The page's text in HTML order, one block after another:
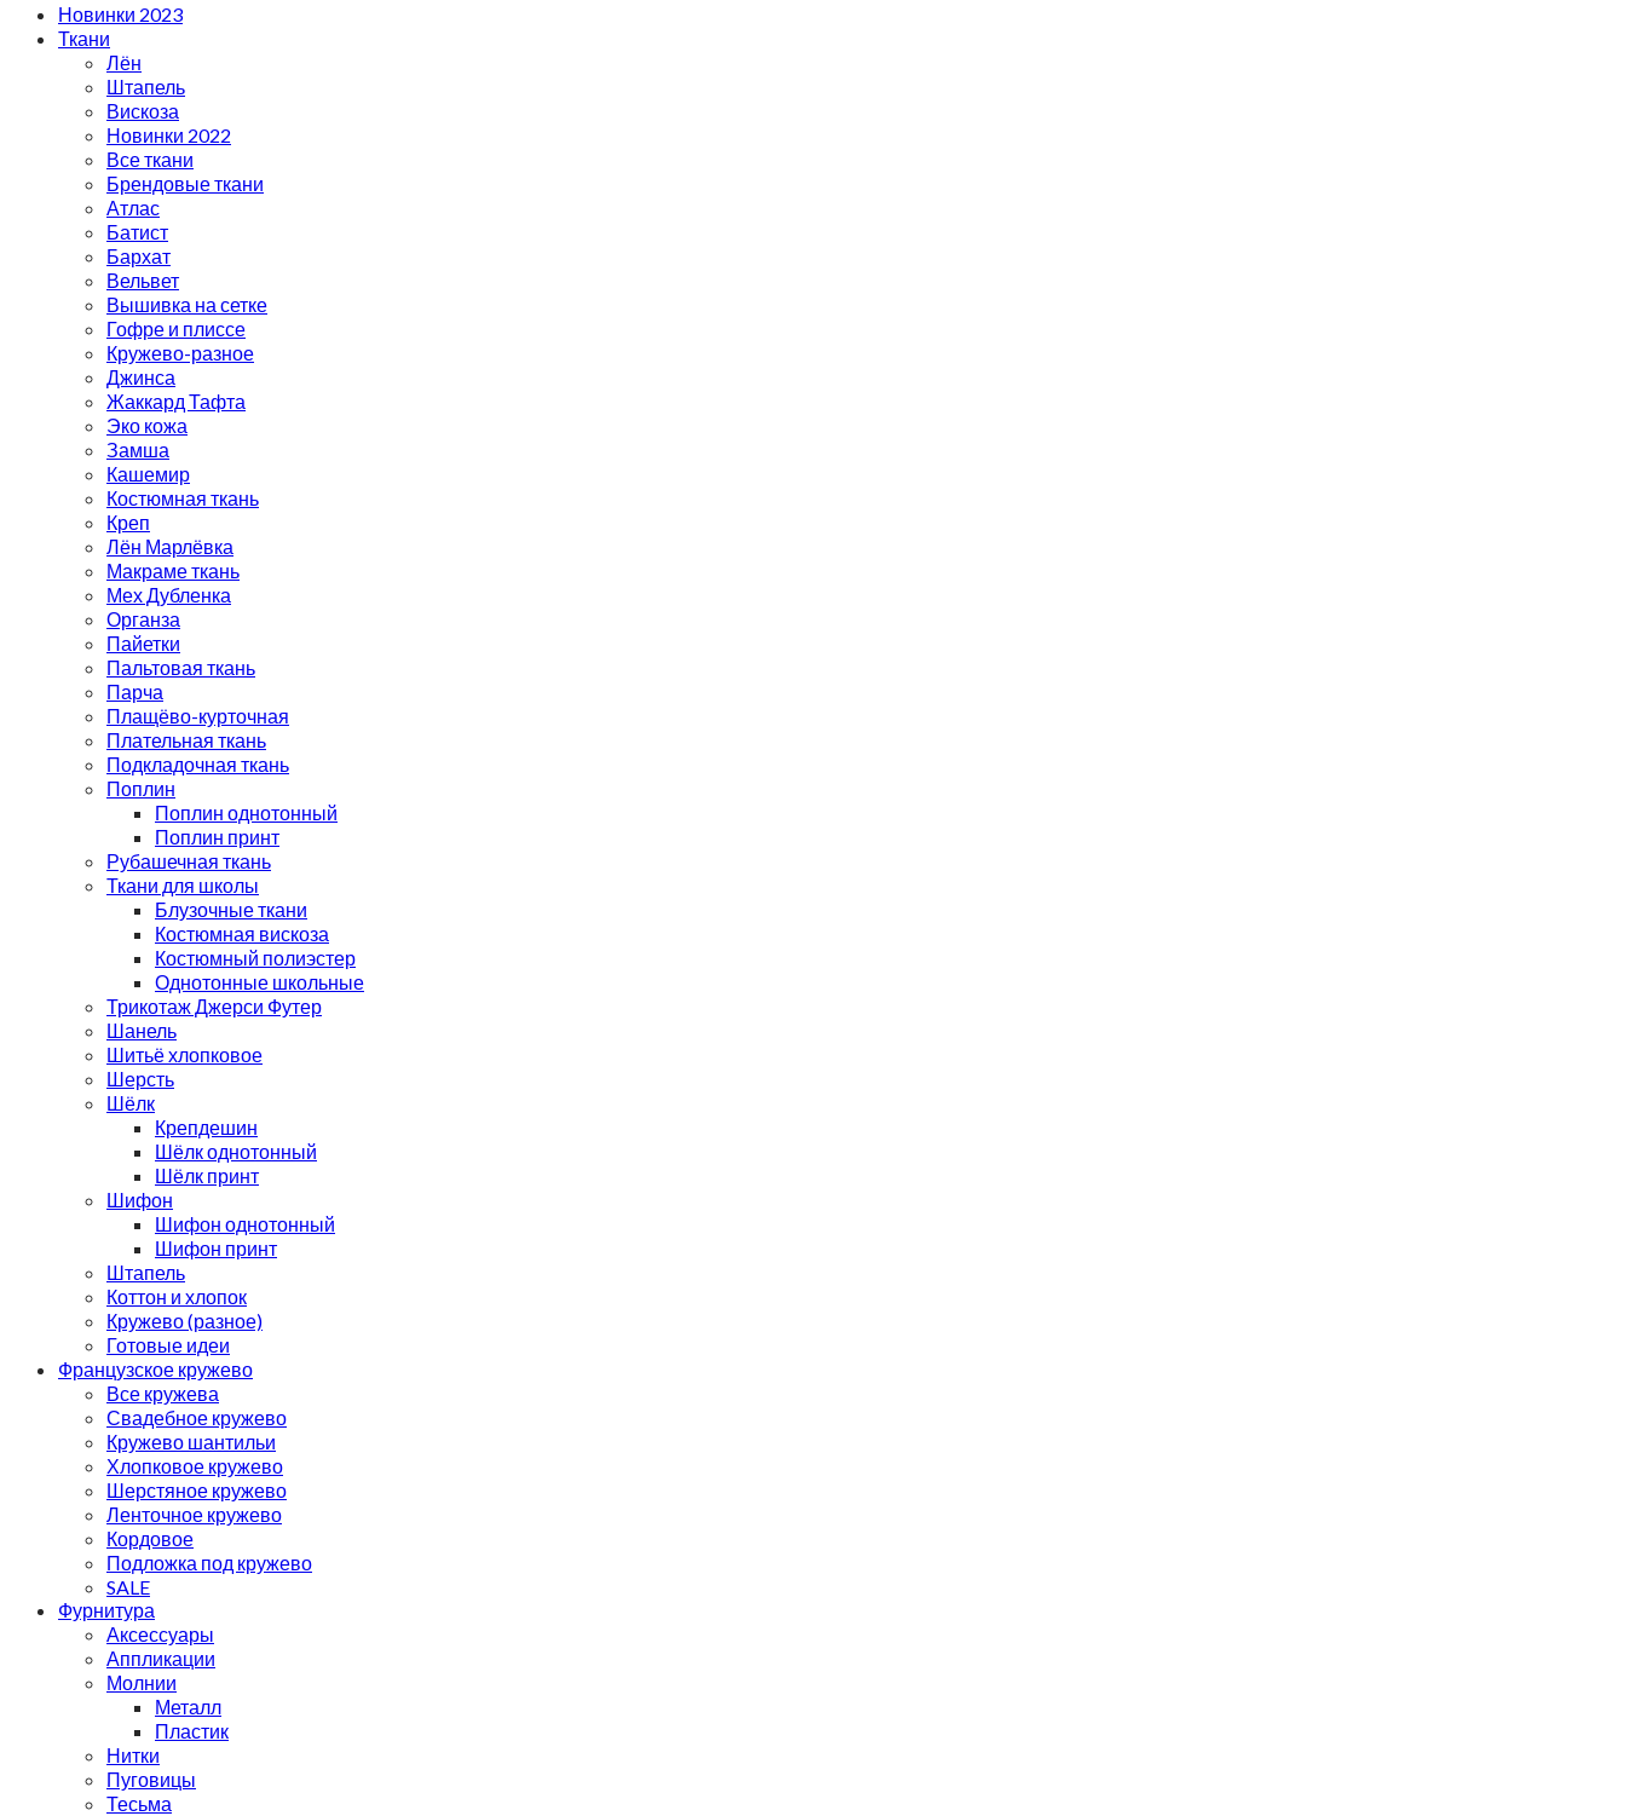
Новинки 2023
Ткани
Лён
Штапель
Вискоза
Новинки 2022
Все ткани
Брендовые ткани
Атлас
Батист
Бархат
Вельвет
Вышивка на сетке
Гофре и плиссе
Кружево-разное
Джинса
Жаккард Тафта
Эко кожа
Замша
Кашемир
Костюмная ткань
Креп
Лён Марлёвка
Макраме ткань
Мех Дубленка
Органза
Пайетки
Пальтовая ткань
Парча
Плащёво-курточная
Плательная ткань
Подкладочная ткань
Поплин
Поплин однотонный
Поплин принт
Рубашечная ткань
Ткани для школы
Блузочные ткани
Костюмная вискоза
Костюмный полиэстер
Однотонные школьные
Трикотаж Джерси Футер
Шанель
Шитьё хлопковое
Шерсть
Шёлк
Крепдешин
Шёлк однотонный
Шёлк принт
Шифон
Шифон однотонный
Шифон принт
Штапель
Коттон и хлопок
Кружево (разное)
Готовые идеи
Французское кружево
Все кружева
Свадебное кружево
Кружево шантильи
Хлопковое кружево
Шерстяное кружево
Ленточное кружево
Кордовое
Подложка под кружево
SALE
Фурнитура
Аксессуары
Аппликации
Молнии
Металл
Пластик
Нитки
Пуговицы
Тесьма